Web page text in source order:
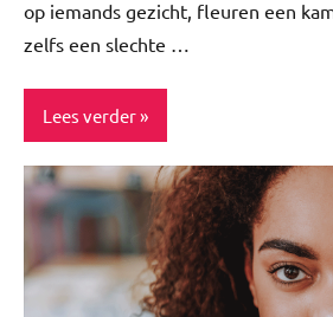
op iemands gezicht, fleuren een
zelfs een slechte …
Lees verder
ADV
Cadeautips